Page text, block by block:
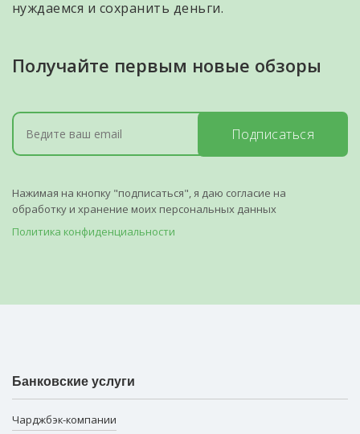
нуждаемся и сохранить деньги.
Получайте первым новые обзоры
Подписаться
Нажимая на кнопку "подписаться", я даю согласие на
обработку и хранение моих персональных данных
Политика конфиденциальности
Банковские услуги
Чарджбэк-компании